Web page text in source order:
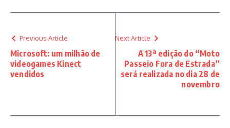
Previous Article
Microsoft: um milhão de
videogames Kinect
vendidos
Next Article
A 13ª edição do “Moto
Passeio Fora de Estrada”
será realizada no dia 28 de
novembro